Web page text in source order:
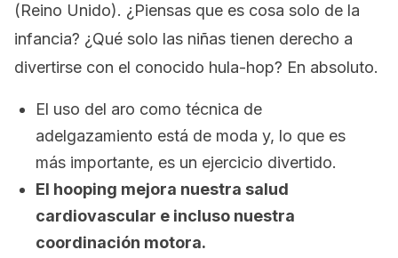
(Reino Unido). ¿Piensas que es cosa solo de la
infancia? ¿Qué solo las niñas tienen derecho a
divertirse con el conocido hula-hop? En absoluto.
El uso del aro como técnica de
adelgazamiento está de moda y, lo que es
más importante, es un ejercicio divertido.
El hooping mejora nuestra salud
cardiovascular e incluso nuestra
coordinación motora.